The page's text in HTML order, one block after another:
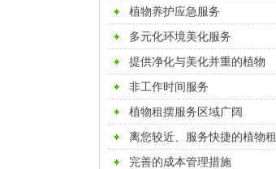
放心
植物养护应急服务
多元化环境美化服务
提供净化与美化并重的植物
非工作时间服务
植物租摆服务区域广阔
离您较近、服务快捷的植物租
摆公司
完善的成本管理措施